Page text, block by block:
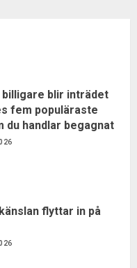
billigare blir inträdet
fem populäraste
du handlar begagnat
flyttar in på